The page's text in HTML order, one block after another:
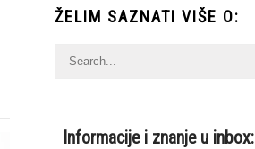
ŽELIM SAZNATI VIŠE O:
Informacije i znanje u inbox: